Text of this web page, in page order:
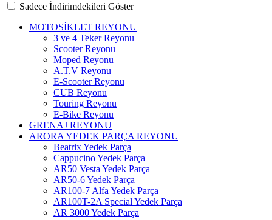
Sadece İndirimdekileri Göster
MOTOSİKLET REYONU
3 ve 4 Teker Reyonu
Scooter Reyonu
Moped Reyonu
A.T.V Reyonu
E-Scooter Reyonu
CUB Reyonu
Touring Reyonu
E-Bike Reyonu
GRENAJ REYONU
ARORA YEDEK PARÇA REYONU
Beatrix Yedek Parça
Cappucino Yedek Parça
AR50 Vesta Yedek Parça
AR50-6 Yedek Parça
AR100-7 Alfa Yedek Parça
AR100T-2A Special Yedek Parça
AR 3000 Yedek Parça